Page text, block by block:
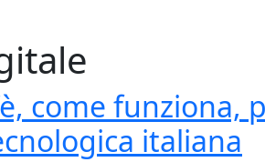
come
italiana